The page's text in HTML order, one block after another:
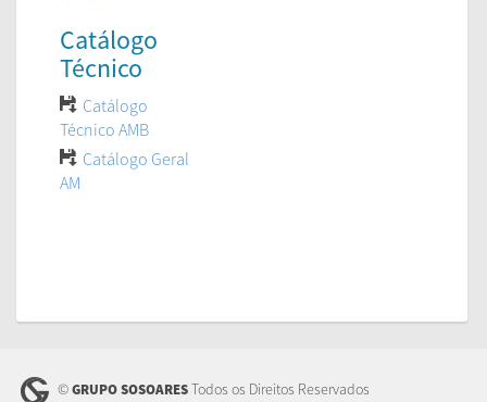
Catálogo
Técnico
Catálogo
Técnico AMB
Catálogo Geral
AM
©GRUPO SOSOARESTodos os Direitos Reservados